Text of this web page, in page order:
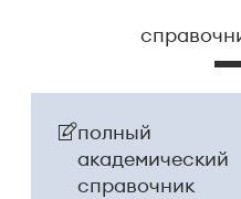
полный
академический
справочник